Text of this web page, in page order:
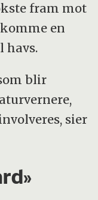
fram mot
en
havs.
blir
sier